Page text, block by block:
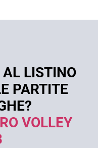
AL LISTINO
PARTITE
VOLLEY